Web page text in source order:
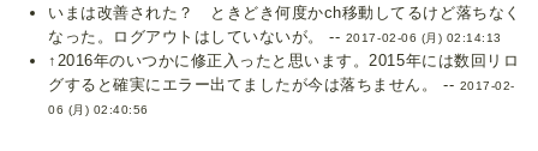
いまは改善された？ ときどき何度かch移動してるけど落ちなく
なった。ログアウトはしていないが。 -- 2017-02-06 (月) 02:14:13
↑2016年のいつかに修正入ったと思います。2015年には数回リロ
グすると確実にエラー出てましたが今は落ちません。 -- 2017-02-
06 (月) 02:40:56